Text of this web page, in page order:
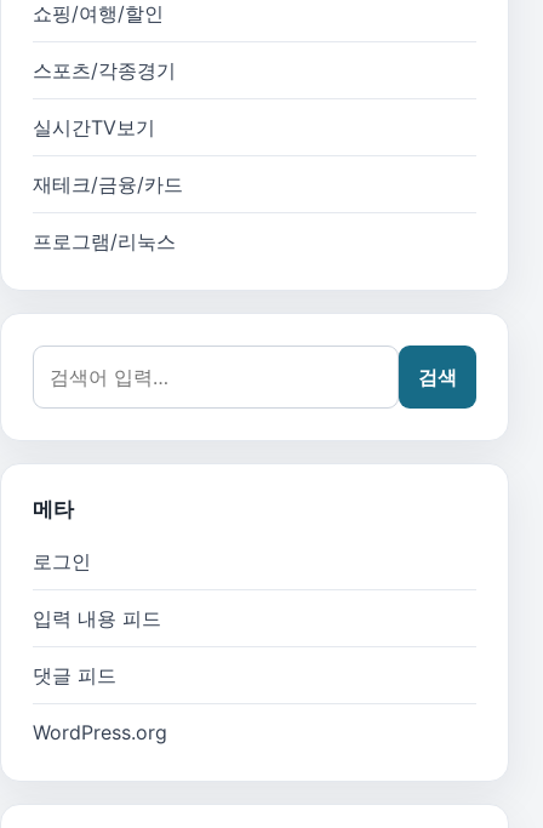
쇼핑/여행/할인
스포츠/각종경기
실시간TV보기
재테크/금융/카드
프로그램/리눅스
검색어:
검색
메타
로그인
입력 내용 피드
댓글 피드
WordPress.org